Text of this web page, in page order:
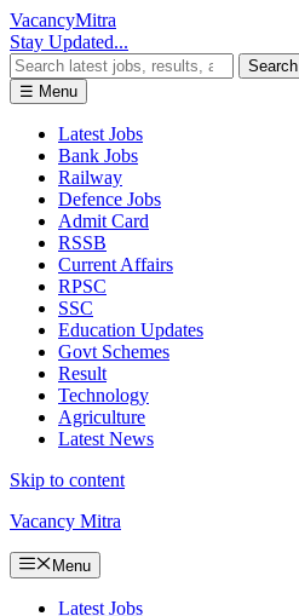
VacancyMitra
Stay Updated...
Search
☰ Menu
Latest Jobs
Bank Jobs
Railway
Defence Jobs
Admit Card
RSSB
Current Affairs
RPSC
SSC
Education Updates
Govt Schemes
Result
Technology
Agriculture
Latest News
Skip to content
Vacancy Mitra
Menu
Latest Jobs